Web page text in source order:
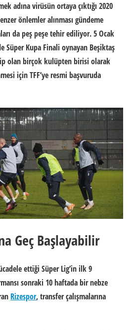
adına virüsün ortaya çıktığı 2020
önlemler alınması gündeme
da peş peşe tehir ediliyor. 5 Ocak
Süper Kupa Finali oynayan Beşiktaş
olan birçok kulüpten birisi olarak
için TFF’ye resmi başvuruda
Geç Başlayabilir
ettiği Süper Lig’in ilk 9
sonraki 10 haftada bir nebze
Rizespor, transfer çalışmalarına